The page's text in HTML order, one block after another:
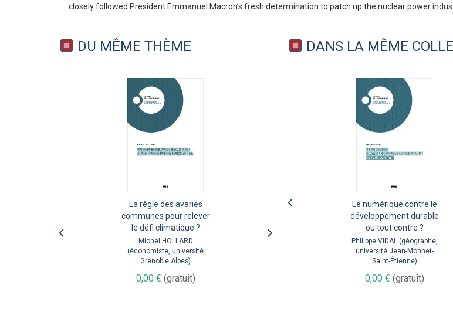
closely followed President Emmanuel Macron’s fresh determination to patch up the nuclear power
DU MÊME THÈME
La règle des avaries
communes pour relever
le défi climatique ?
Michel HOLLARD
(économiste, université
Grenoble Alpes)
0,00 € (gratuit)
The scientific challenge
of connecting exposure
to atmospheric pollution
with health impacts
Jean-Luc JAFFREZO et
Gaëlle UZU
0,00 € (gratuit)
DANS LA MÊME
Climate-change
challenges in mountain
areas
Samuel MORIN - chercheur
en météorologie (université
Grenoble-Alpes, Météo-
national de recherches
Le numérique contre le
développement durable
ou tout contre ?
Philippe VIDAL (géographe,
université Jean-Monnet-
Saint-Étienne)
0,00 € (gratuit)